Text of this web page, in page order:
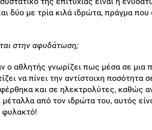
δύο με τρία κιλά ιδρώτα, πράγμα
στην αφυδάτωση;
ο αθλητής γνωρίζει πως μέσα σε μια
να πίνει την αντίστοιχη
και σε ηλεκτρολύτες, καθώς
μέταλλα από τον ιδρώτα του, αυτός
φυλακτό!